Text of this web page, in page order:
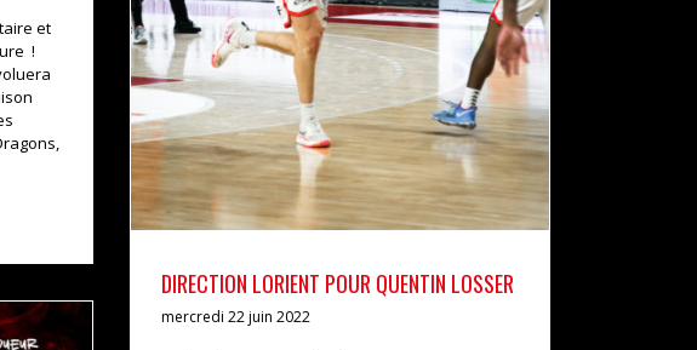
et
!
actualités pro b
DIRECTION LORIENT POUR QUENTIN LOSSER
mercredi 22 juin 2022